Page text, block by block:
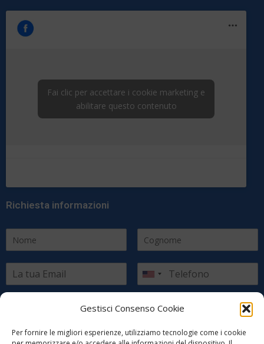
Gestisci Consenso Cookie
Per fornire le migliori esperienze, utilizziamo tecnologie come i cookie
Fai clic per accettare i cookie marketing e
abilitare questo contenuto
Richiesta informazioni
Scegli il paese di residenza